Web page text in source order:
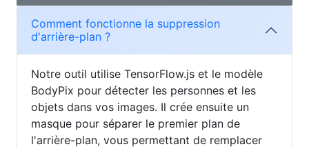
Comment fonctionne la suppression
d'arrière-plan ?
Notre outil utilise TensorFlow.js et le modèle
BodyPix pour détecter les personnes et les
objets dans vos images. Il crée ensuite un
masque pour séparer le premier plan de
l'arrière-plan, vous permettant de remplacer